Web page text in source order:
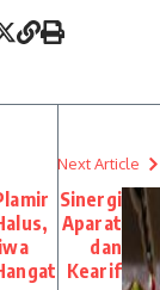
Next Article
Sinergi
Aparat
dan
Kearif